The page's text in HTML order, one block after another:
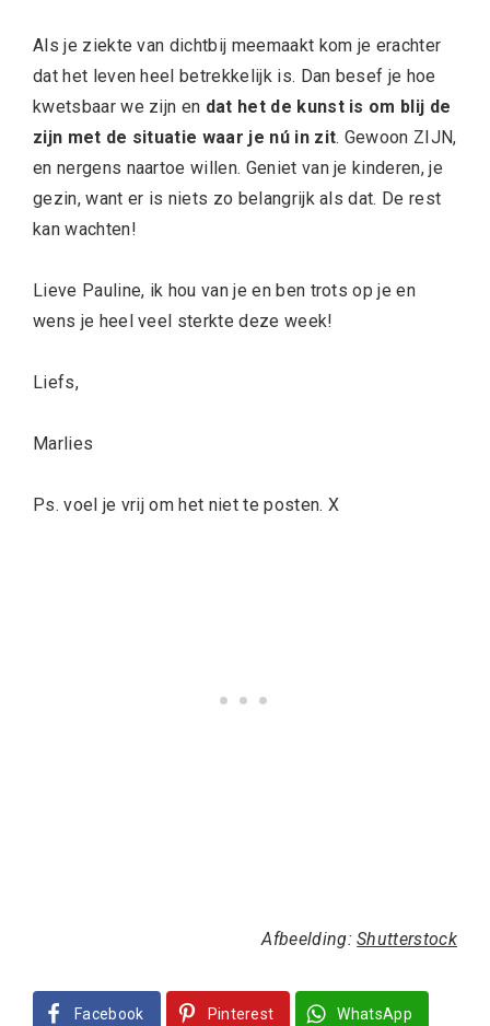
Als je ziekte van dichtbij meemaakt kom je erachter
dat het leven heel betrekkelijk is. Dan besef je hoe
kwetsbaar we zijn en dat het de kunst is om blij de
zijn met de situatie waar je nú in zit. Gewoon ZIJN,
en nergens naartoe willen. Geniet van je kinderen, je
gezin, want er is niets zo belangrijk als dat. De rest
kan wachten!
Lieve Pauline, ik hou van je en ben trots op je en
wens je heel veel sterkte deze week!
Liefs,
Marlies
Ps. voel je vrij om het niet te posten. X
Afbeelding:Shutterstock
Facebook Pinterest WhatsApp